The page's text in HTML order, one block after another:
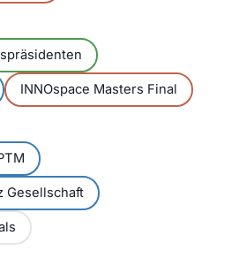
INNOspace Masters Final
Gesellschaft